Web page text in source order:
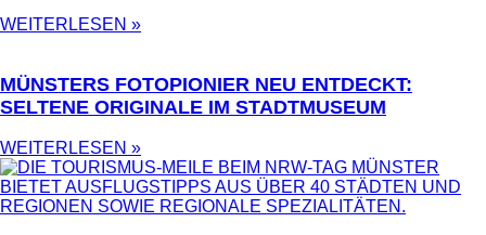
WEITERLESEN »
MÜNSTERS FOTOPIONIER NEU ENTDECKT:
SELTENE ORIGINALE IM STADTMUSEUM
WEITERLESEN »